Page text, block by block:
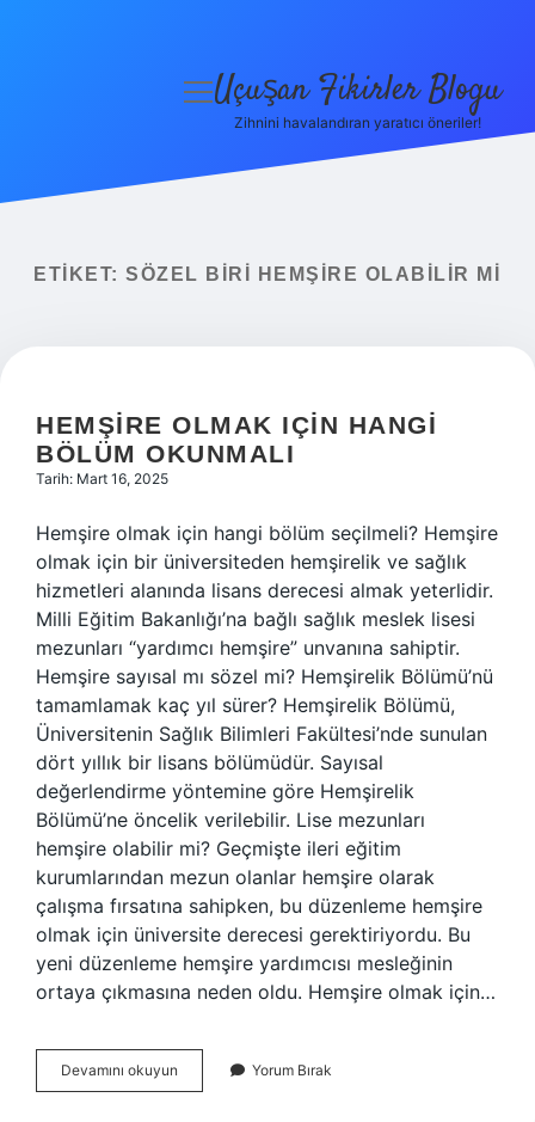
Yasal Uyarı
menüyü
Uçuşan Fikirler Blogu
Zihnini havalandıran yaratıcı öneriler!
ETIKET: SÖZEL BIRI HEMŞIRE OLABILIR MI
HEMŞIRE OLMAK IÇIN HANGI
BÖLÜM OKUNMALI
Tarih: Mart 16, 2025
Hemşire olmak için hangi bölüm seçilmeli? Hemşire
olmak için bir üniversiteden hemşirelik ve sağlık
hizmetleri alanında lisans derecesi almak yeterlidir.
Milli Eğitim Bakanlığı’na bağlı sağlık meslek lisesi
mezunları “yardımcı hemşire” unvanına sahiptir.
Hemşire sayısal mı sözel mi? Hemşirelik Bölümü’nü
tamamlamak kaç yıl sürer? Hemşirelik Bölümü,
Üniversitenin Sağlık Bilimleri Fakültesi’nde sunulan
dört yıllık bir lisans bölümüdür. Sayısal
değerlendirme yöntemine göre Hemşirelik
Bölümü’ne öncelik verilebilir. Lise mezunları
hemşire olabilir mi? Geçmişte ileri eğitim
kurumlarından mezun olanlar hemşire olarak
çalışma fırsatına sahipken, bu düzenleme hemşire
olmak için üniversite derecesi gerektiriyordu. Bu
yeni düzenleme hemşire yardımcısı mesleğinin
ortaya çıkmasına neden oldu. Hemşire olmak için…
Devamını okuyun Hemşire
Olmak
Yorum Bırak